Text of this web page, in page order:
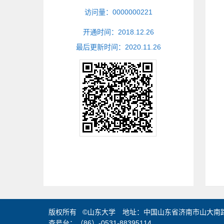
访问量： 0000000221
开通时间： 2018 12 26
最后更新时间： 2020 11 26
版权所有 ©山东大学 地址：中国山东省济南市山大